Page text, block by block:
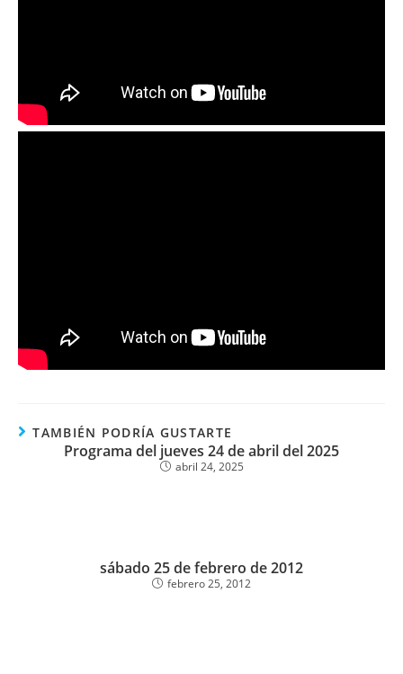
TAMBIÉN PODRÍA GUSTARTE
Programa del jueves 24 de abril del 2025
abril 24, 2025
sábado 25 de febrero de 2012
febrero 25, 2012